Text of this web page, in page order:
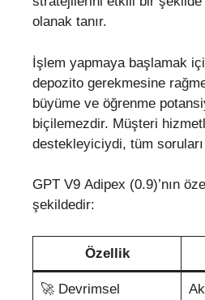
olanak tanır.
İşlem yapmaya başlamak
depozito gerekmesine
büyüme ve öğrenme
biçilemezdir. Müşteri
destekleyiciydi, tüm soruları
GPT V9 Adipex (0.9)’nın
şekildedir:
Özellik
🚀 Devrimsel